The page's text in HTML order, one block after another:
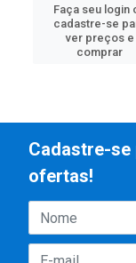
Faça seu login
cadastre-se
ver preços e
comprar
Cadastre-se
ofertas!